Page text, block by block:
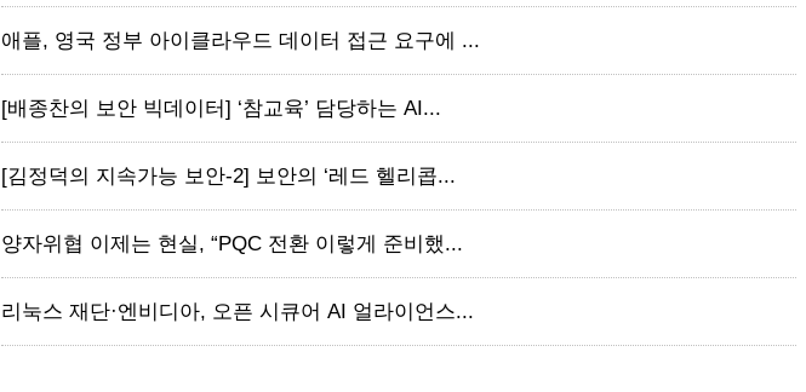
애플, 영국 정부 아이클라우드 데이터 접근 요구에 ...
[배종찬의 보안 빅데이터] ‘참교육’ 담당하는 AI...
[김정덕의 지속가능 보안-2] 보안의 ‘레드 헬리콥...
양자위협 이제는 현실, “PQC 전환 이렇게 준비했...
리눅스 재단·엔비디아, 오픈 시큐어 AI 얼라이언스...